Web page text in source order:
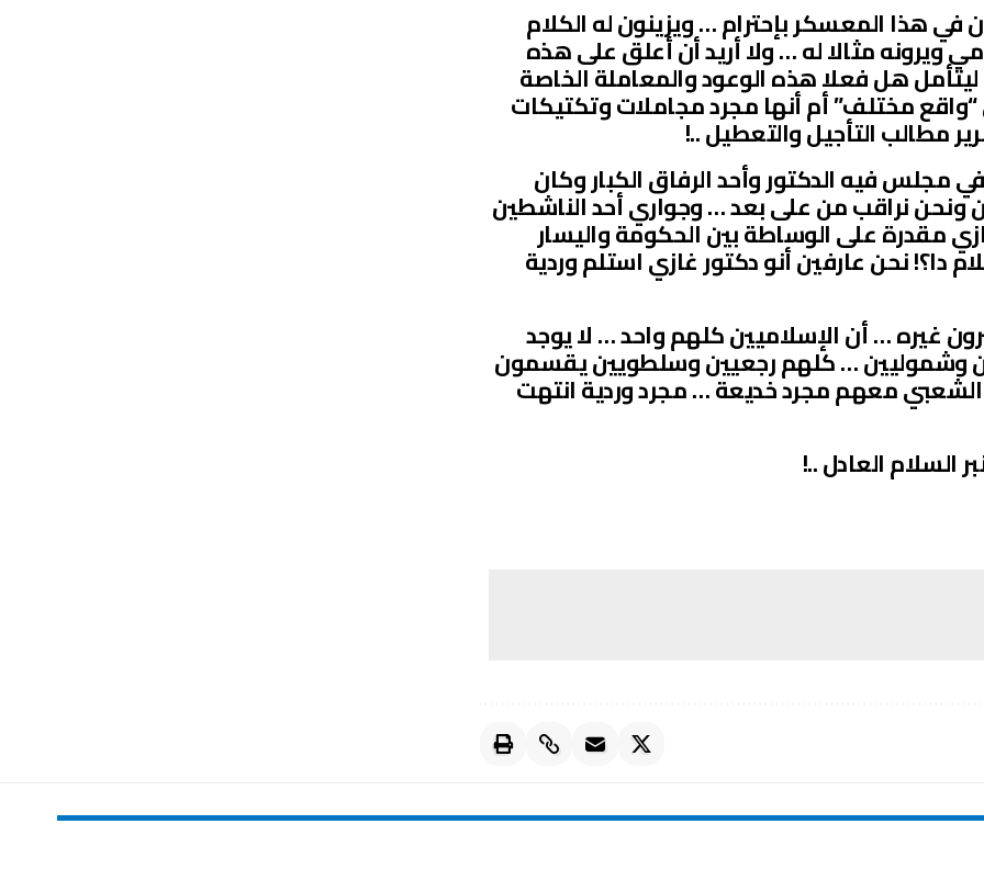
هذا المعسكر بإحترام … ويزينون له الكلام
ويرونه مثالا له … ولا أريد أن أعلق على هذه
هل فعلا هذه الوعود والمعاملة الخاصة
مختلف” أم أنها مجرد مجاملات وتكتيكات
مطالب التأجيل والتعطيل ..!
فيه الدكتور وأحد الرفاق الكبار وكان
ونحن نراقب من على بعد … وجواري أحد الناشطين
مقدرة على الوساطة بين الحكومة واليسار
دا؟! نحن عارفين أنو دكتور غازي استلم وردية
غيره … أن الإسلاميين كلهم واحد … لا يوجد
وشموليين … كلهم رجعيين وسلطويين يقسمون
الشعبي معهم مجرد خديعة … مجرد وردية انتهت
السلام العادل ..!